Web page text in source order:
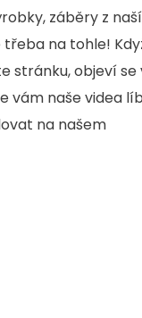
záběry z
třeba na tohle!
stránku, objeví se
vám naše videa
na našem